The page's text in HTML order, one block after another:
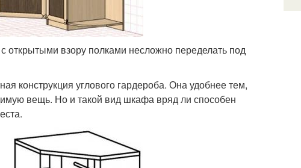
открытыми взору полками несложно переделать под
конструкция углового гардероба. Она удобнее тем,
вещь. Но и такой вид шкафа вряд ли способен